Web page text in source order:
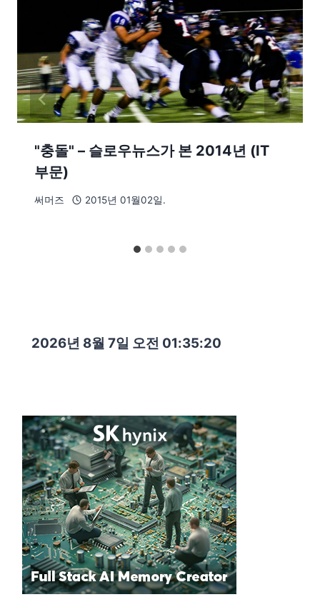
"충돌" – 슬로우뉴스가 본 2014년 (IT
부문)
써머즈 2015년 01월02일.
2026년 8월 7일 오전 01:35:21